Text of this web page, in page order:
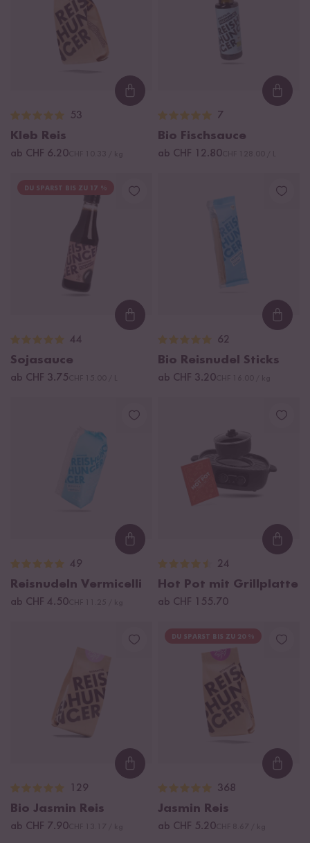
Loading...
53
Kleb Reis
ab CHF 6.20
7
Bio Fischsauce
ab CHF 12.80
DU SPARST BIS ZU 17 %
Loading...
44
Sojasauce
ab CHF 3.75
62
Bio Reisnudel Sticks
ab CHF 3.20
Loading...
49
Reisnudeln Vermicelli
ab CHF 4.50
24
Hot Pot mit Grillplatte
ab CHF 155.70
Loading...
129
Bio Jasmin Reis
ab CHF 7.90
DU SPARST BIS ZU 20 %
368
Jasmin Reis
ab CHF 5.20